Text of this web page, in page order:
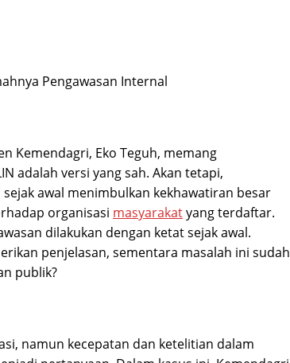
Pengawasan Internal
Kemendagri, Eko Teguh, memang
adalah versi yang sah. Akan tetapi,
awal menimbulkan kekhawatiran besar
organisasi masyarakatyang terdaftar.
dilakukan dengan ketat sejak awal.
penjelasan, sementara masalah ini sudah
publik?
namun kecepatan dan ketelitian dalam